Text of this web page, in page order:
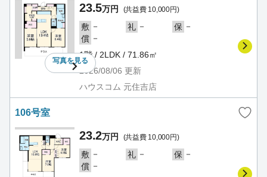
写真を見る
23.5万円 (共益費 10,000円)
敷 － 礼 － 保 －
償 －
1階 / 2LDK / 71.86㎡
2026/08/06 更新
ハウスコム 元住吉店
106号室
23.2万円 (共益費 10,000円)
敷 － 礼 － 保 －
償 －